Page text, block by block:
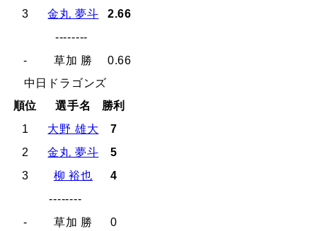
3
金丸 夢斗
2.66
--------
-
草加 勝
0.66
中日ドラゴンズ
順位
選手名
勝利
1
大野 雄大
7
2
金丸 夢斗
5
3
柳 裕也
4
--------
-
草加 勝
0